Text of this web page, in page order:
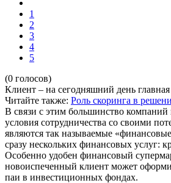
1
2
3
4
5
(0 голосов)
Клиент – на сегодняшний день
Читайте также: Роль скоринга в
В связи с этим большинство
условия сотрудничества со своими
являются так называемые
сразу нескольких финансовых услуг:
Особенно удобен финансовый
новоиспеченный клиент может
паи в инвестиционных фондах.